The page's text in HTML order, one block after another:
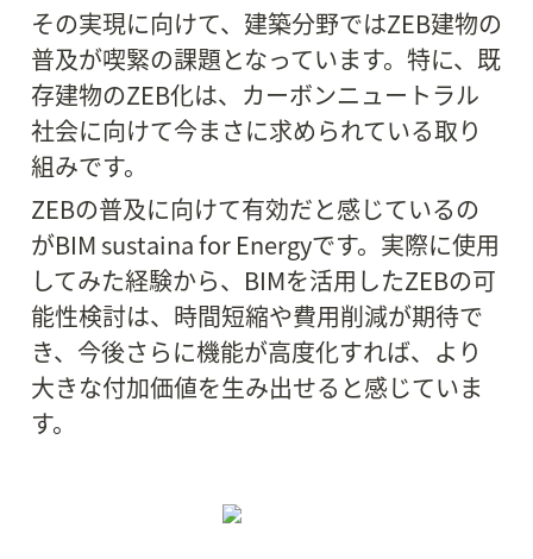
その実現に向けて、建築分野ではZEB建物の
普及が喫緊の課題となっています。特に、既
存建物のZEB化は、カーボンニュートラル
社会に向けて今まさに求められている取り
組みです。
ZEBの普及に向けて有効だと感じているの
がBIM sustaina for Energyです。実際に使用
してみた経験から、BIMを活用したZEBの可
能性検討は、時間短縮や費用削減が期待で
き、今後さらに機能が高度化すれば、より
大きな付加価値を生み出せると感じていま
す。